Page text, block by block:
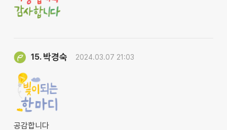
15. 박경숙 2024.03.07 21:03
공감합니다